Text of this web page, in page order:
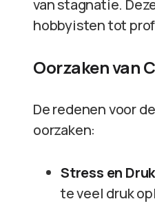
van stagnatie.
hobbyisten tot
Oorzaken van
De redenen voor
oorzaken:
Stress en
te veel druk